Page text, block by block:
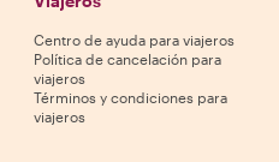
Centro de ayuda para viajeros
Política de cancelación para
viajeros
Términos y condiciones para
viajeros